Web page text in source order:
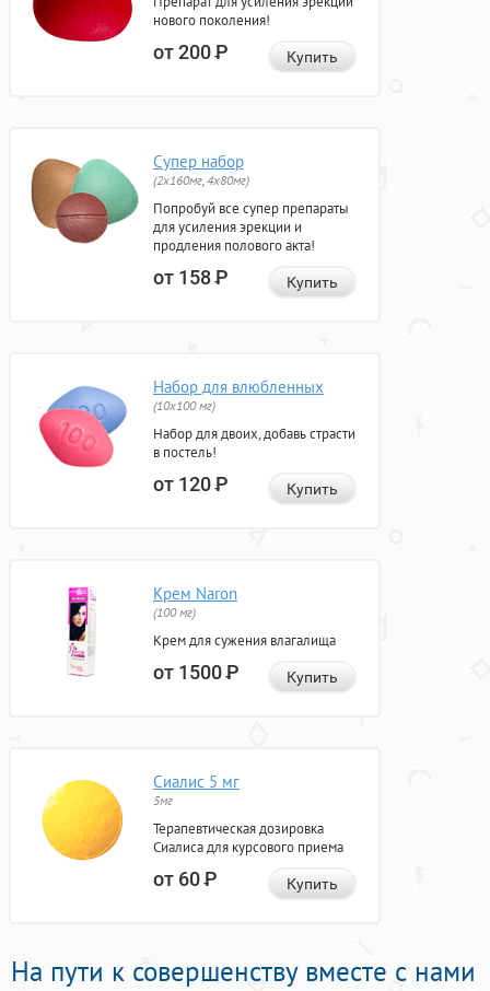
нового поколения!
от 200Р Купить
Супер набор
(2х160мг, 4х80мг)
Попробуй все супер препараты
для усиления эрекции и
продления полового акта!
от 158Р Купить
Набор для влюбленных
(10х100 мг)
Набор для двоих, добавь страсти
в постель!
от 120Р Купить
Крем Naron
(100 мг)
Крем для сужения влагалища
от 1500Р Купить
Сиалис 5 мг
5мг
Терапевтическая дозировка
Сиалиса для курсового приема
от 60Р Купить
На пути к совершенству вместе с нами